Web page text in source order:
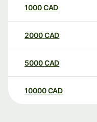
1000CAD
2000CAD
5000CAD
10000 CAD